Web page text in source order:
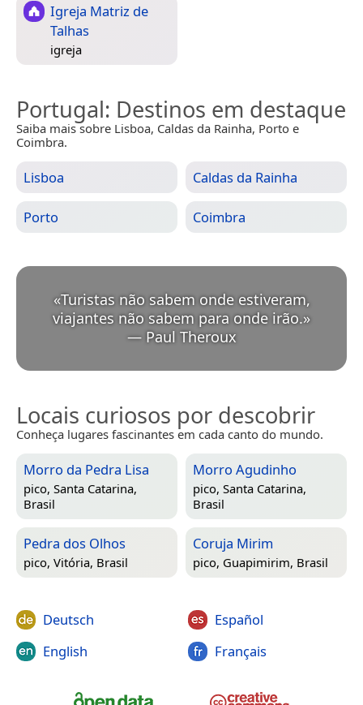
Igreja Matriz de
Talhas
igreja
Portugal: Destinos em destaque
Saiba mais sobre Lisboa, Caldas da Rainha, Porto e
Coimbra.
Lisboa Caldas da Rainha
Porto Coimbra
«Turistas não sabem onde estiveram,
viajantes não sabem para onde irão.
— Paul Theroux
Locais curiosos por descobrir
Conheça lugares fascinantes em cada canto do mundo.
Morro da Pedra Lisa
pico, Santa Catarina,
Brasil
Morro Agudinho
pico, Santa Catarina,
Brasil
Pedra dos Olhos
pico, Vitória, Brasil
Coruja Mirim
pico, Guapimirim, Brasil
Deutsch
English
Español
Français